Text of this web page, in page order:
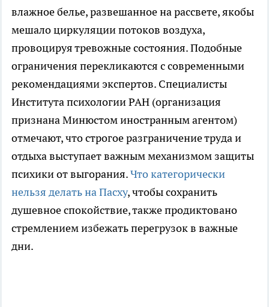
влажное белье, развешанное на рассвете, якобы
мешало циркуляции потоков воздуха,
провоцируя тревожные состояния. Подобные
ограничения перекликаются с современными
рекомендациями экспертов. Специалисты
Института психологии РАН (организация
признана Минюстом иностранным агентом)
отмечают, что строгое разграничение труда и
отдыха выступает важным механизмом защиты
психики от выгорания.Что категорически
нельзя делать на Пасху, чтобы сохранить
душевное спокойствие, также продиктовано
стремлением избежать перегрузок в важные
дни.